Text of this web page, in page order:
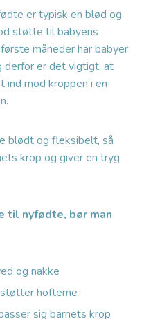
er typisk en blød og
støtte til babyens
måneder har babyer
er det vigtigt, at
mod kroppen i en
blødt og fleksibelt, så
krop og giver en tryg
til nyfødte, bør man
og nakke
hofterne
sig barnets krop